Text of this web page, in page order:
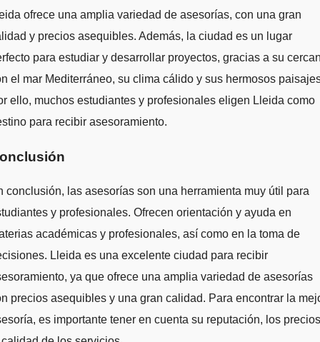
ofrece una amplia variedad de asesorías, con una gran
y precios asequibles. Además, la ciudad es un lugar
para estudiar y desarrollar proyectos, gracias a su
el mar Mediterráneo, su clima cálido y sus hermosos
ello, muchos estudiantes y profesionales eligen Lleida como
para recibir asesoramiento.
conclusión, las asesorías son una herramienta muy útil para
y profesionales. Ofrecen orientación y ayuda en
académicas y profesionales, así como en la toma de
Lleida es una excelente ciudad para recibir
ya que ofrece una amplia variedad de asesorías
precios asequibles y una gran calidad. Para encontrar la
es importante tener en cuenta su reputación, los